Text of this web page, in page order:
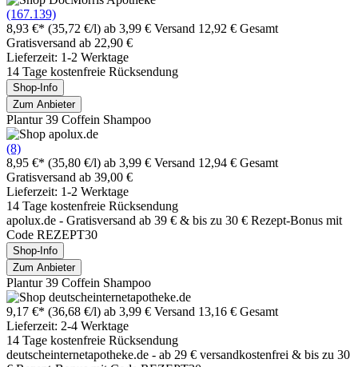
(167.139)
8,93 €* (35,72 €/l) ab 3,99 € Versand 12,92 € Gesamt
Gratisversand ab 22,90 €
Lieferzeit: 1-2 Werktage
14 Tage kostenfreie Rücksendung
Shop-Info
Zum Anbieter
Plantur 39 Coffein Shampoo
(8)
8,95 €* (35,80 €/l) ab 3,99 € Versand 12,94 € Gesamt
Gratisversand ab 39,00 €
Lieferzeit: 1-2 Werktage
14 Tage kostenfreie Rücksendung
apolux.de - Gratisversand ab 39 € & bis zu 30 € Rezept-Bonus mit
Code REZEPT30
Shop-Info
Zum Anbieter
Plantur 39 Coffein Shampoo
9,17 €* (36,68 €/l) ab 3,99 € Versand 13,16 € Gesamt
Lieferzeit: 2-4 Werktage
14 Tage kostenfreie Rücksendung
deutscheinternetapotheke.de - ab 29 € versandkostenfrei & bis zu 30